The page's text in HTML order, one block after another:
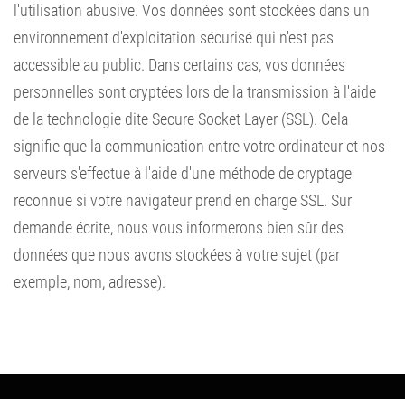
l'utilisation abusive. Vos données sont stockées dans un
environnement d'exploitation sécurisé qui n'est pas
accessible au public. Dans certains cas, vos données
personnelles sont cryptées lors de la transmission à l'aide
de la technologie dite Secure Socket Layer (SSL). Cela
signifie que la communication entre votre ordinateur et nos
serveurs s'effectue à l'aide d'une méthode de cryptage
reconnue si votre navigateur prend en charge SSL. Sur
demande écrite, nous vous informerons bien sûr des
données que nous avons stockées à votre sujet (par
exemple, nom, adresse).